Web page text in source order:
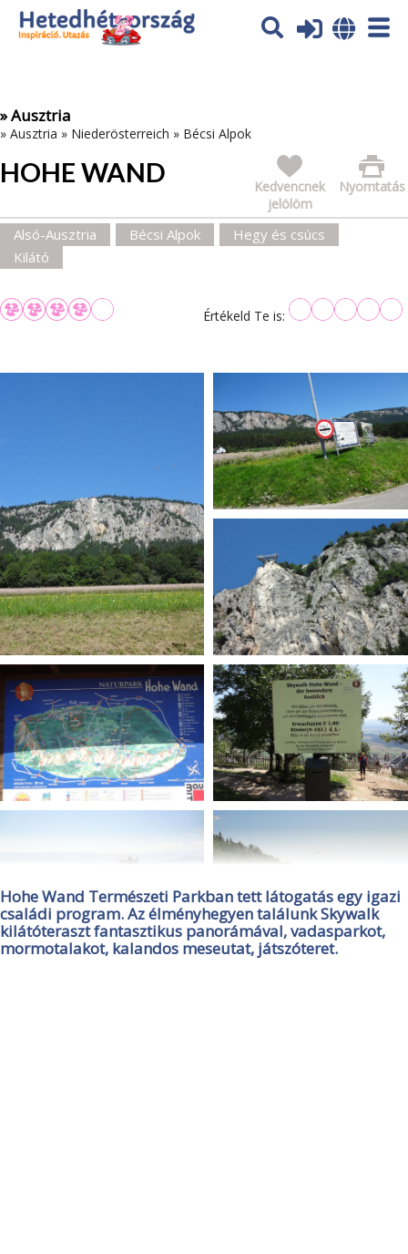
Az oldal sütiket (cookies) használ. További tájékoztatás itt:
Adatvédelmi tájékoztató
» Ausztria
» Ausztria » Niederösterreich » Bécsi Alpok
HOHE WAND Nyomtatás
Kedvencnek
jelölöm
Alsó-Ausztria Bécsi Alpok
Hegy és csúcs
Kilátó
Értékeld Te is:
Hohe Wand Természeti Parkban tett látogatás egy igazi
családi program. Az élményhegyen találunk Skywalk
kilátóteraszt fantasztikus panorámával, vadasparkot,
mormotalakot, kalandos meseutat, játszóteret.